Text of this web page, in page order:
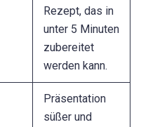
Rezept, das in
unter 5 Minuten
zubereitet
werden kann.
Präsentation
süßer und